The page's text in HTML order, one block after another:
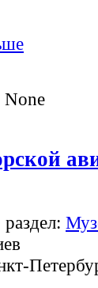
None
раздел: